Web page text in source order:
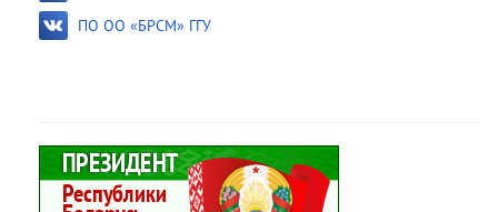
ПО ОО «БРСМ» ГГУ